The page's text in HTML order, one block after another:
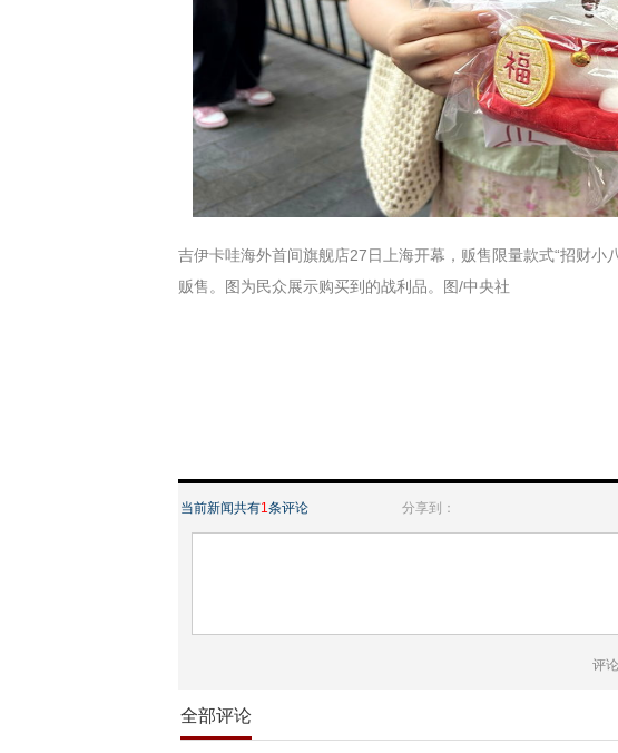
吉伊卡哇海外首间旗舰店27日上海开幕，贩售限量款式“招财小
贩售。图为民众展示购买到的战利品。图/中央社
当前新闻共有1条评论 分享到：
评
全部评论